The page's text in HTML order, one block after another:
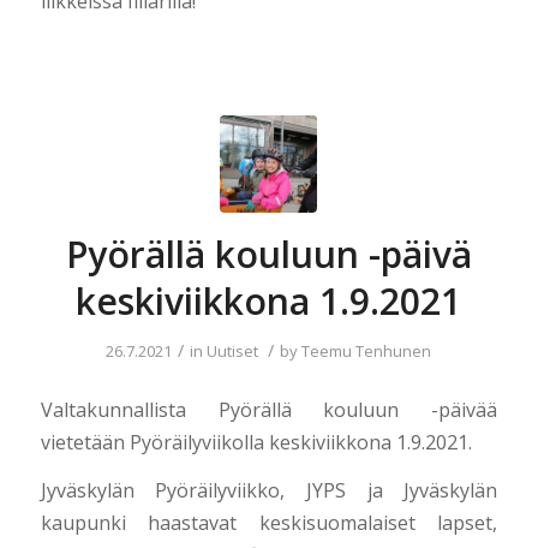
Pyörällä kouluun -päivä
keskiviikkona 1.9.2021
26.7.2021 / in Uutiset / byTeemu Tenhunen
Valtakunnallista Pyörällä kouluun -päivää
vietetään Pyöräilyviikolla keskiviikkona 1.9.2021.
Jyväskylän Pyöräilyviikko, JYPS ja Jyväskylän
kaupunki haastavat keskisuomalaiset lapset,